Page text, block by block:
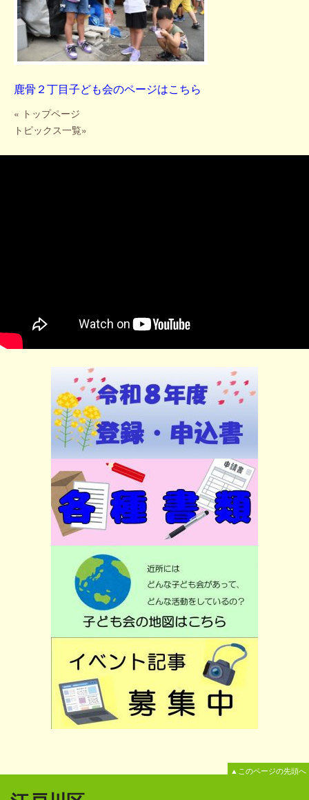
鹿骨２丁目子ども会のページはこちら
« トップページ
トピックス一覧»
▲このページの先頭へ